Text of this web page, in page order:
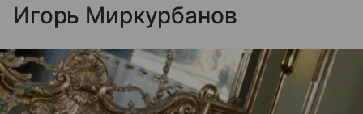
Игорь Миркурбанов